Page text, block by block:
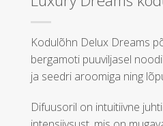
Kodulõhn Delux Dreams
bergamoti puuviljasel
ja seedri aroomiga ning
Difuusoril on intuitiivne